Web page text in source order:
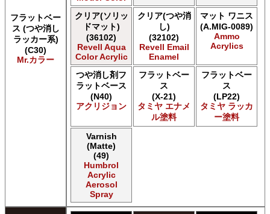
フラットベー
ス (つや消し
ラッカー系)
(C30)
Mr.カラー
クリア(ソリッ
ドマット)
(36102)
Revell Aqua
Color Acrylic
クリア(つや消
し)
(32102)
Revell Email
Enamel
マット ワニス
(A.MIG-0089)
Ammo
Acrylics
つや消し剤フ
ラットベース
(N40)
アクリジョン
フラットベー
ス
(X-21)
タミヤ エナメ
ル塗料
フラットベー
ス
(LP22)
タミヤ ラッカ
ー塗料
Varnish
(Matte)
(49)
Humbrol
Acrylic
Aerosol
Spray